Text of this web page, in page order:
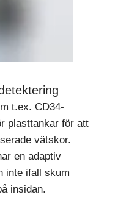
t.ex. CD34-
plasttankar för att
vätskor.
en adaptiv
inte ifall skum
insidan.